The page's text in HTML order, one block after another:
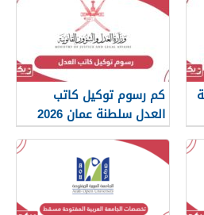
كم رسوم توكيل كاتب
العدل سلطنة عمان 2026